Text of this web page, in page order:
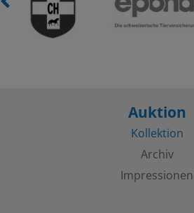
Auktion
Kollektion
Archiv
Impressionen